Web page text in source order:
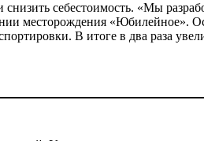
себестоимость. «Мы
месторождения «Юбилейное».
В итоге в два раза